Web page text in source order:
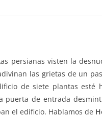
persianas visten la
las grietas de un
de siete plantas esté
de entrada
el edificio. Hablamos de